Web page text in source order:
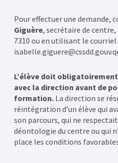
Pour effectuer une demande,
Giguère, secrétaire de centre,
7310 ou en utilisant le courriel
L’élève doit
avec la direction avant de
formation.La direction se
réintégration d’un élève qui
son parcours, qui ne
déontologie du centre ou qui
place les conditions